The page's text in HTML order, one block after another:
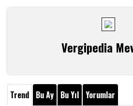
Vergipedia
Trend Bu Ay Bu Yıl Yorumlar